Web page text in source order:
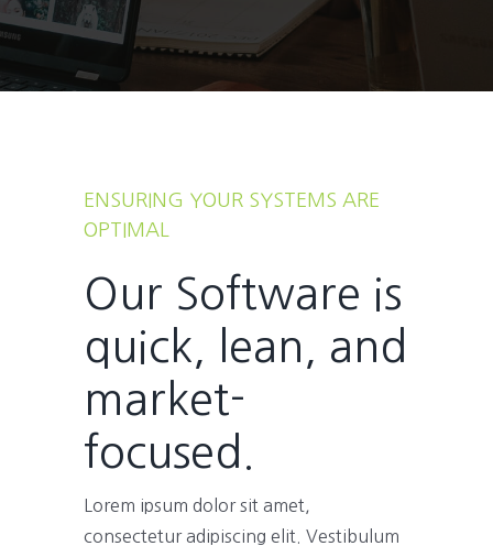
ENSURING YOUR SYSTEMS ARE
OPTIMAL
Our Software is
quick, lean, and
market-
focused.
Lorem ipsum dolor sit amet,
consectetur adipiscing elit. Vestibulum